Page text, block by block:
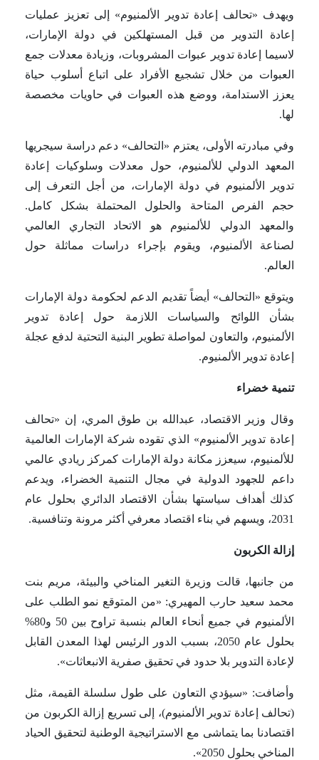
ويهدف «تحالف إعادة تدوير الألمنيوم» إلى تعزيز عمليات
إعادة التدوير من قبل المستهلكين في دولة الإمارات،
لاسيما إعادة تدوير عبوات المشروبات، وزيادة معدلات جمع
العبوات من خلال تشجيع الأفراد على اتباع أسلوب حياة
يعزز الاستدامة، ووضع هذه العبوات في حاويات مخصصة
لها.
وفي مبادرته الأولى، يعتزم «التحالف» دعم دراسة سيجريها
المعهد الدولي للألمنيوم، حول معدلات وسلوكيات إعادة
تدوير الألمنيوم في دولة الإمارات، من أجل التعرف إلى
حجم الفرص المتاحة والحلول المحتملة بشكل كامل.
والمعهد الدولي للألمنيوم هو الاتحاد التجاري العالمي
لصناعة الألمنيوم، ويقوم بإجراء دراسات مماثلة حول
العالم.
ويتوقع «التحالف» أيضاً تقديم الدعم لحكومة دولة الإمارات
بشأن اللوائح والسياسات اللازمة حول إعادة تدوير
الألمنيوم، والتعاون لمواصلة تطوير البنية التحتية لدفع عجلة
إعادة تدوير الألمنيوم.
تنمية خضراء
وقال وزير الاقتصاد، عبدالله بن طوق المري، إن «تحالف
إعادة تدوير الألمنيوم» الذي تقوده شركة الإمارات العالمية
للألمنيوم، سيعزز مكانة دولة الإمارات كمركز ريادي عالمي
داعم للجهود الدولية في مجال التنمية الخضراء، ويدعم
كذلك أهداف سياستها بشأن الاقتصاد الدائري بحلول عام
2031، ويسهم في بناء اقتصاد معرفي أكثر مرونة وتنافسية.
إزالة الكربون
من جانبها، قالت وزيرة التغير المناخي والبيئة، مريم بنت
محمد سعيد حارب المهيري: «من المتوقع نمو الطلب على
الألمنيوم في جميع أنحاء العالم بنسبة تراوح بين 50 و80%
بحلول عام 2050، بسبب الدور الرئيس لهذا المعدن القابل
لإعادة التدوير بلا حدود في تحقيق صفرية الانبعاثات».
وأضافت: «سيؤدي التعاون على طول سلسلة القيمة، مثل
(تحالف إعادة تدوير الألمنيوم)، إلى تسريع إزالة الكربون من
اقتصادنا بما يتماشى مع الاستراتيجية الوطنية لتحقيق الحياد
المناخي بحلول 2050».